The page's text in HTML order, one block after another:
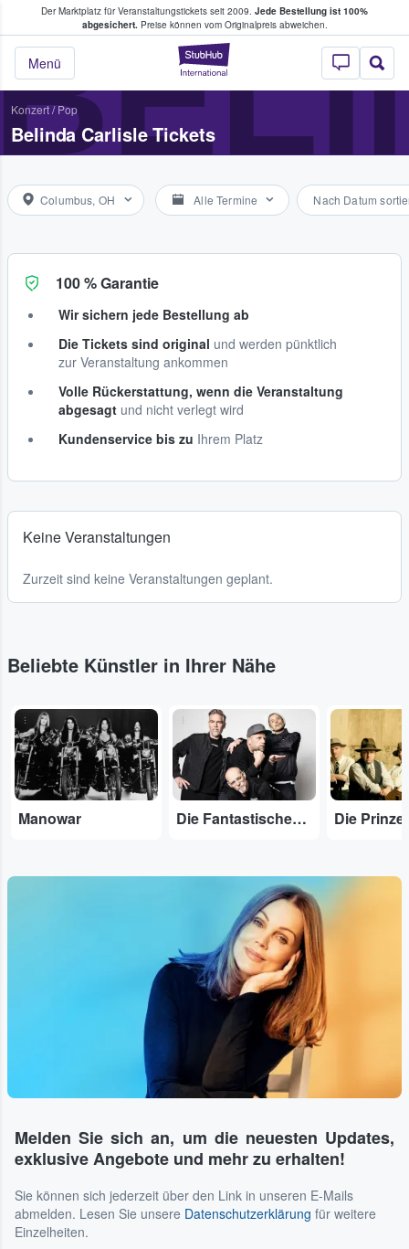
Der Marktplatz für Veranstaltungstickets seit 2009. Jede Bestellung ist 100%
abgesichert.Preise können vom Originalpreis abweichen.
StubHub - Wo
Menü
Tickets kaufen & verkaufen
Konzert/Pop
Belinda Carlisle Tickets
Columbus, OH Alle Termine Nach Datum
100 % Garantie
Wir sichern jede Bestellung ab
Die Tickets sind original und werden pünktlich
zur Veranstaltung ankommen
Volle Rückerstattung, wenn die Veranstaltung
abgesagt und nicht verlegt wird
Kundenservice bis zu Ihrem Platz
Keine Veranstaltungen
Zurzeit sind keine Veranstaltungen geplant.
Beliebte Künstler in Ihrer Nähe
...
Manowar Die Fantastischen Vier
...
Die
Melden Sie sich an, um die neuesten Updates,
exklusive Angebote und mehr zu erhalten!
Sie können sich jederzeit über den Link in unseren E-Mails
abmelden. Lesen Sie unsere Datenschutzerklärung für weitere
Einzelheiten.